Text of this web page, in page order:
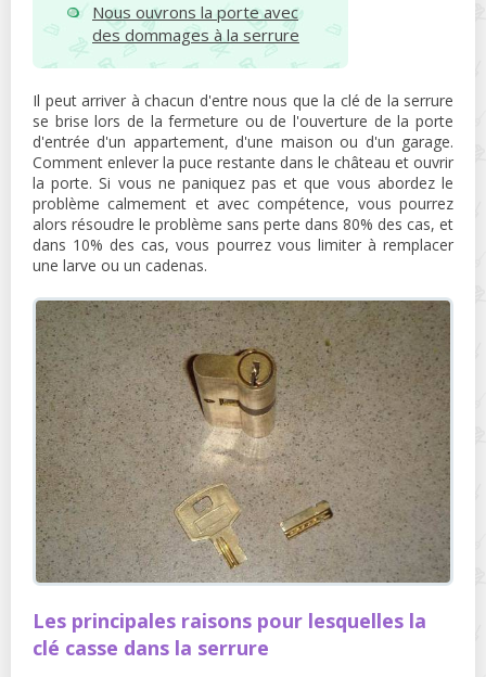
Nous ouvrons la porte avec
des dommages à la serrure
Il peut arriver à chacun d'entre nous que la clé de la serrure
se brise lors de la fermeture ou de l'ouverture de la porte
d'entrée d'un appartement, d'une maison ou d'un garage.
Comment enlever la puce restante dans le château et ouvrir
la porte. Si vous ne paniquez pas et que vous abordez le
problème calmement et avec compétence, vous pourrez
alors résoudre le problème sans perte dans 80% des cas, et
dans 10% des cas, vous pourrez vous limiter à remplacer
une larve ou un cadenas.
Les principales raisons pour lesquelles la
clé casse dans la serrure